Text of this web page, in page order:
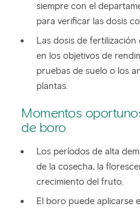
siempre con el
para verificar las dosis
Las dosis de
en los objetivos de
pruebas de suelo o los
plantas.
Momentos
de boro
Los períodos de alta
de la cosecha, la
crecimiento del fruto.
El boro puede aplicarse